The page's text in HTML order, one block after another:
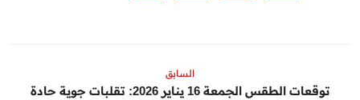
السابق
توقعات الطقس الجمعة 16 يناير 2026: تقلبات جوية حادة